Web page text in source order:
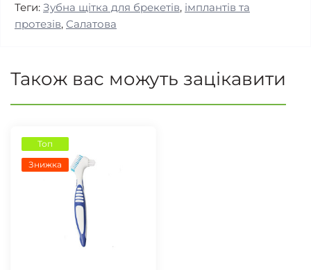
Теги: Зубна щітка для брекетів, імплантів та
протезів, Салатова
Також вас можуть зацікавити
Топ
Знижка